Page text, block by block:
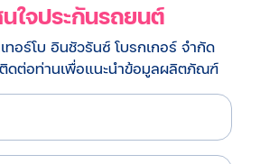
ใจประกันรถยนต์
ทอร์โบ อินชัวรันซ์ โบรกเกอร์ จำกัด
ดต่อท่านเพื่อแนะนำข้อมูลผลิตภัณฑ์